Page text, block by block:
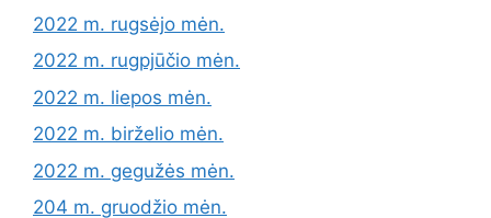
2022 m. rugsėjo mėn.
2022 m. rugpjūčio mėn.
2022 m. liepos mėn.
2022 m. birželio mėn.
2022 m. gegužės mėn.
204 m. gruodžio mėn.